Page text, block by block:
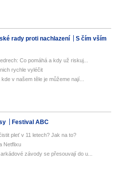
rady proti nachlazení
S čím vším
Co pomáhá a kdy už riskuj...
rychle vyléčit
v našem těle je můžeme nají...
Festival ABC
pleť v 11 letech? Jak na to?
Netflixu
závody se přesouvají do u...